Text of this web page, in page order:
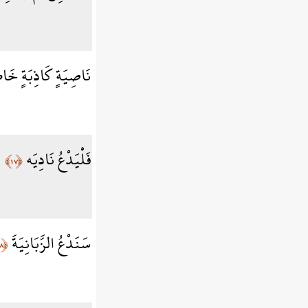
نَاصِيَةٍ كَاذِبَةٍ
فَلْيَدْعُ نَادِيَه﴿١٧﴾
سَنَدْعُ الزَّبَانِيَةَ﴿١٨﴾